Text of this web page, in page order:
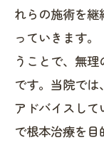
れらの施術を
っていきます
うことで、無
です。当院で
アドバイスして
で根本治療を